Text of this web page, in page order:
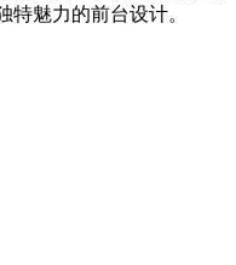
魅力的前台设计。